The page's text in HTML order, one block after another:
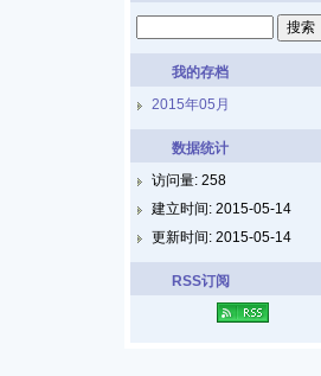
我的存档
2015年05月
数据统计
访问量: 258
建立时间: 2015-05-14
更新时间: 2015-05-14
RSS订阅